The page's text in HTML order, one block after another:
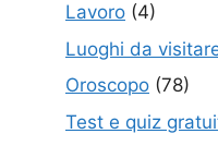
Lavoro (4)
Luoghi da
Oroscopo (78)
Test e quiz